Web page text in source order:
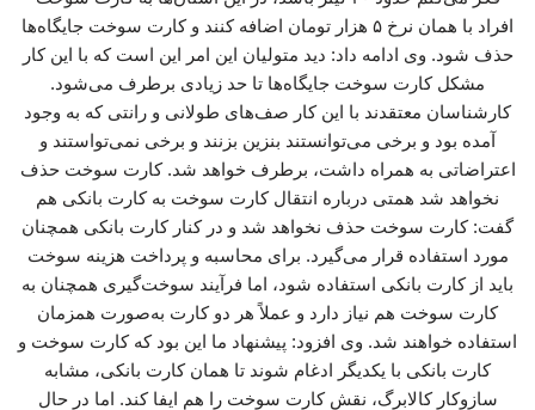
افراد با همان نرخ ۵ هزار تومان اضافه کنند و کارت سوخت جایگاه‌ها
حذف شود. وی ادامه داد: دید متولیان این امر این است که با این کار
مشکل کارت سوخت جایگاه‌ها تا حد زیادی برطرف می‌شود.
کارشناسان معتقدند با این کار صف‌های طولانی و رانتی که به وجود
آمده بود و برخی می‌توانستند بنزین بزنند و برخی نمی‌تواستند و
اعتراضاتی به همراه داشت، برطرف خواهد شد. کارت سوخت حذف
نخواهد شد همتی درباره انتقال کارت سوخت به کارت بانکی هم
گفت: کارت سوخت حذف نخواهد شد و در کنار کارت بانکی همچنان
مورد استفاده قرار می‌گیرد. برای محاسبه و پرداخت هزینه سوخت
باید از کارت بانکی استفاده شود، اما فرآیند سوخت‌گیری همچنان به
کارت سوخت هم نیاز دارد و عملاً هر دو کارت به‌صورت همزمان
استفاده خواهند شد. وی افزود: پیشنهاد ما این بود که کارت سوخت و
کارت بانکی با یکدیگر ادغام شوند تا همان کارت بانکی، مشابه
سازوکار کالابرگ، نقش کارت سوخت را هم ایفا کند. اما در حال